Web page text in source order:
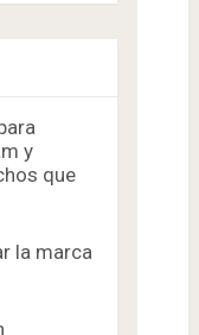
y
que
la marca